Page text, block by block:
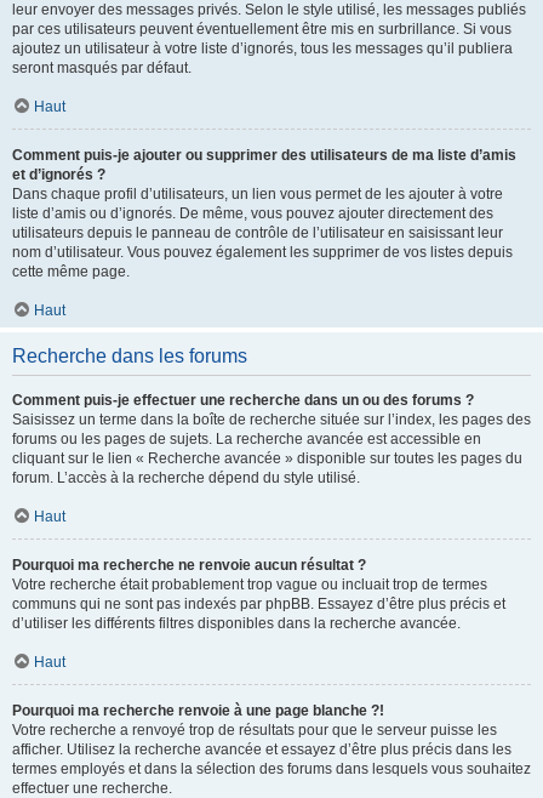
leur envoyer des messages privés. Selon le style utilisé, les messages publiés
par ces utilisateurs peuvent éventuellement être mis en surbrillance. Si vous
ajoutez un utilisateur à votre liste d’ignorés, tous les messages qu’il publiera
seront masqués par défaut.
Haut
Comment puis-je ajouter ou supprimer des utilisateurs de ma liste d’amis
et d’ignorés ?
Dans chaque profil d’utilisateurs, un lien vous permet de les ajouter à votre
liste d’amis ou d’ignorés. De même, vous pouvez ajouter directement des
utilisateurs depuis le panneau de contrôle de l’utilisateur en saisissant leur
nom d’utilisateur. Vous pouvez également les supprimer de vos listes depuis
cette même page.
Haut
Recherche dans les forums
Comment puis-je effectuer une recherche dans un ou des forums ?
Saisissez un terme dans la boîte de recherche située sur l’index, les pages des
forums ou les pages de sujets. La recherche avancée est accessible en
cliquant sur le lien « Recherche avancée » disponible sur toutes les pages du
forum. L’accès à la recherche dépend du style utilisé.
Haut
Pourquoi ma recherche ne renvoie aucun résultat ?
Votre recherche était probablement trop vague ou incluait trop de termes
communs qui ne sont pas indexés par phpBB. Essayez d’être plus précis et
d’utiliser les différents filtres disponibles dans la recherche avancée.
Haut
Pourquoi ma recherche renvoie à une page blanche ?!
Votre recherche a renvoyé trop de résultats pour que le serveur puisse les
afficher. Utilisez la recherche avancée et essayez d’être plus précis dans les
termes employés et dans la sélection des forums dans lesquels vous souhaitez
effectuer une recherche.